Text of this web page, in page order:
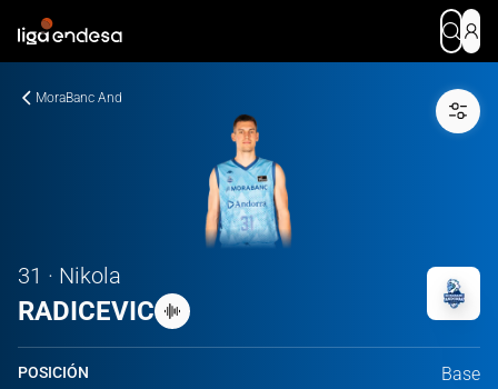
MoraBanc And
31 · Nikola
RADICEVIC
POSICIÓN Base